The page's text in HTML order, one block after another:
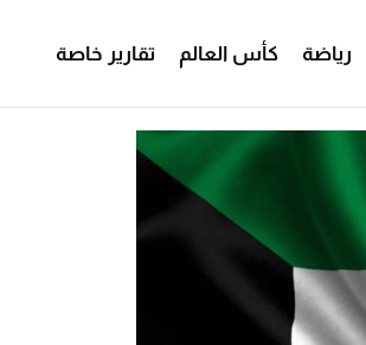
رياضة كأس العالم تقارير خاصة